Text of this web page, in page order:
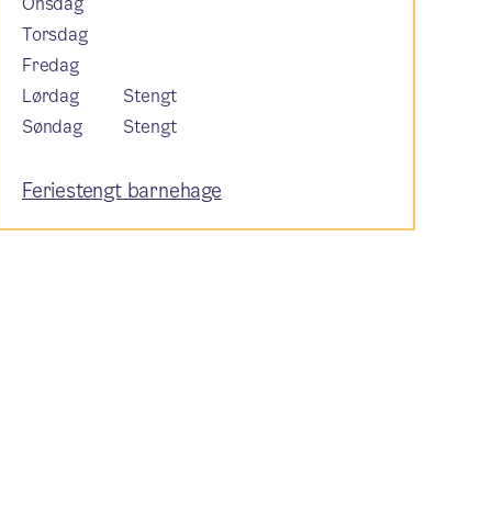
Torsdag
Fredag
Lørdag
Stengt
Søndag
Stengt
Feriestengt barnehage